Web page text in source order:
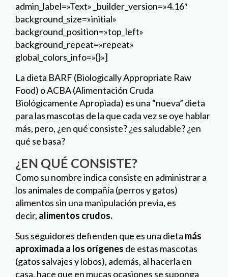
admin_label=»Text» _builder_version=»4.16″
background_size=»initial»
background_position=»top_left»
background_repeat=»repeat»
global_colors_info=»{}»]
La dieta BARF (Biologically Appropriate Raw
Food) o ACBA (Alimentación Cruda
Biológicamente Apropiada) es una “nueva” dieta
para las mascotas de la que cada vez se oye hablar
más, pero, ¿en qué consiste? ¿es saludable? ¿en
qué se basa?
¿EN QUÉ CONSISTE?
Como su nombre indica consiste en administrar a
los animales de compañía (perros y gatos)
alimentos sin una manipulación previa, es
decir, alimentos crudos.
Sus seguidores defienden que es una dieta más
aproximada a los orígenes de estas mascotas
(gatos salvajes y lobos), además, al hacerla en
casa, hace que en mucas ocasiones se suponga